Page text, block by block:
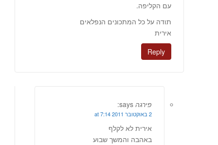
עם הקליפה.
תודה על כל המתכונים הנפלאים
אירית
Reply
פירגה says:
2 באוקטובר 2011 at 7:14
אירית לא לקלף
באהבה והמשך שבוע